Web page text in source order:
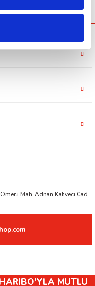
Mah. Adnan Kahveci Cad.
MUTLU